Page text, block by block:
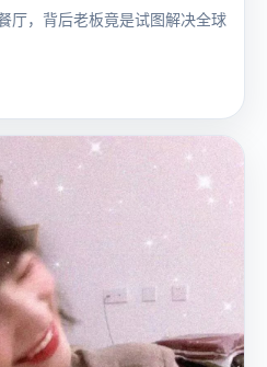
厅，背后老板竟是试图解决全球